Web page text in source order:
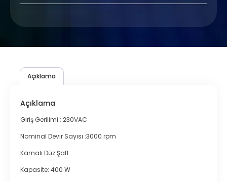
Açıklama
Açıklama
Giriş Gerilimi : 230VAC
Nominal Devir Sayısı :3000 rpm
Kamalı Düz Şaft
Kapasite: 400 W